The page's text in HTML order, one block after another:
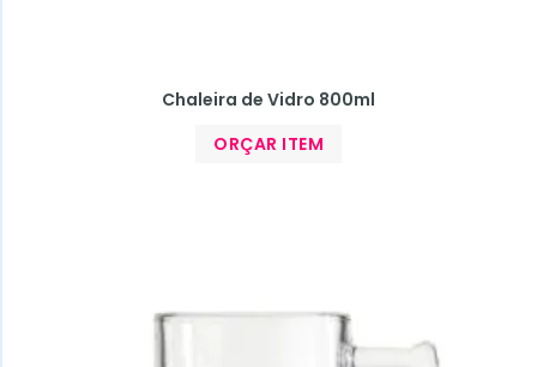
Chaleira de Vidro 800ml
ORÇAR ITEM